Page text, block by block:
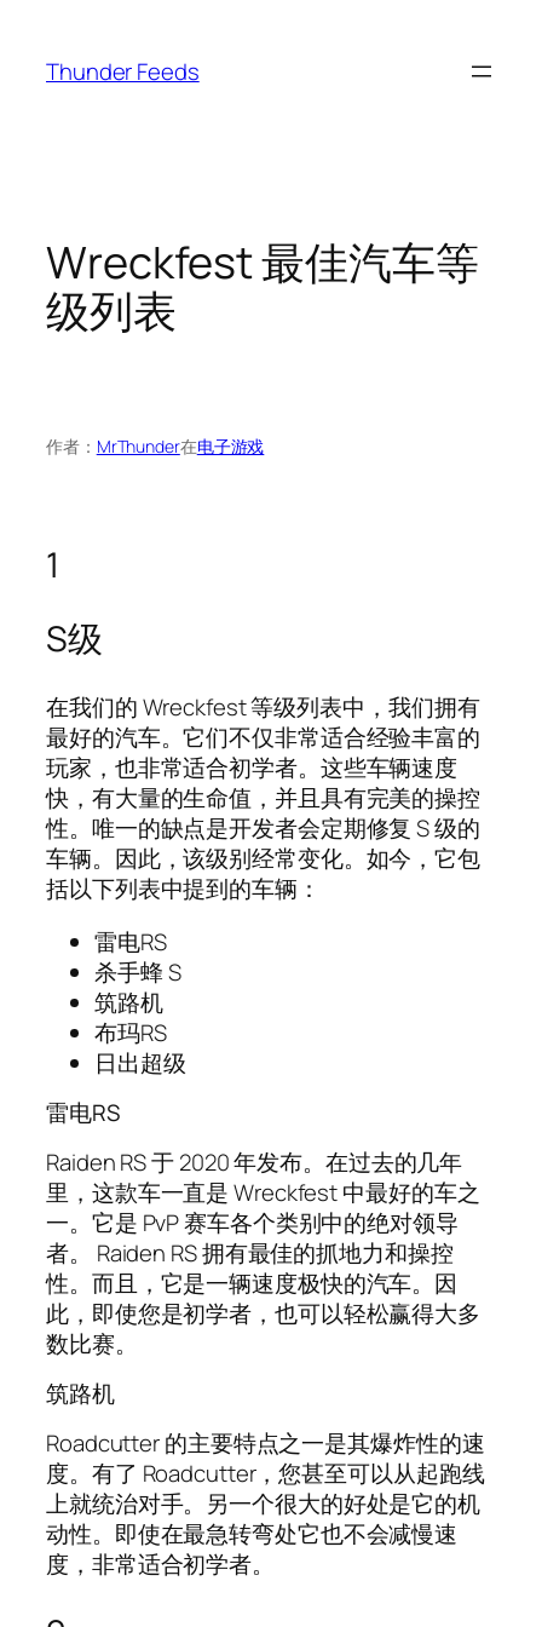
Thunder Feeds
Wreckfest 最佳汽车等
级列表
作者： MrThunder在电子游戏
1
S级
在我们的 Wreckfest 等级列表中，我们拥有
最好的汽车。它们不仅非常适合经验丰富的
玩家，也非常适合初学者。这些车辆速度
快，有大量的生命值，并且具有完美的操控
性。唯一的缺点是开发者会定期修复 S 级的
车辆。因此，该级别经常变化。如今，它包
括以下列表中提到的车辆：
雷电RS
杀手蜂 S
筑路机
布玛RS
日出超级
雷电RS
Raiden RS 于 2020 年发布。在过去的几年
里，这款车一直是 Wreckfest 中最好的车之
一。它是 PvP 赛车各个类别中的绝对领导
者。 Raiden RS 拥有最佳的抓地力和操控
性。而且，它是一辆速度极快的汽车。因
此，即使您是初学者，也可以轻松赢得大多
数比赛。
筑路机
Roadcutter 的主要特点之一是其爆炸性的速
度。有了 Roadcutter，您甚至可以从起跑线
上就统治对手。另一个很大的好处是它的机
动性。即使在最急转弯处它也不会减慢速
度，非常适合初学者。